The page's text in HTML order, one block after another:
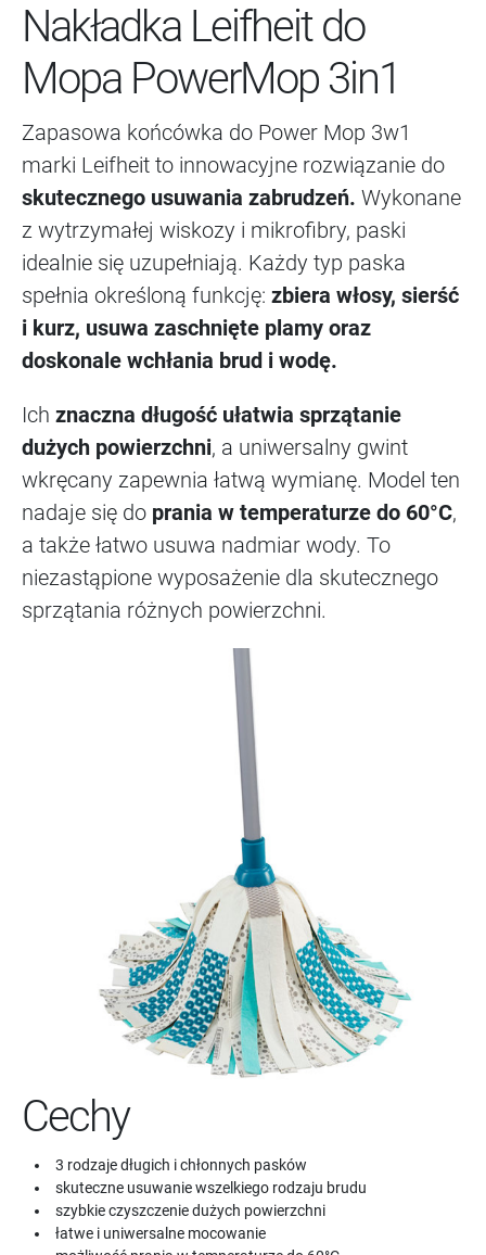
Nakładka Leifheit do
Mopa PowerMop 3in1
Zapasowa końcówka do Power Mop 3w1
marki Leifheit to innowacyjne rozwiązanie do
skutecznego usuwania zabrudzeń. Wykonane
z wytrzymałej wiskozy i mikrofibry, paski
idealnie się uzupełniają. Każdy typ paska
spełnia określoną funkcję: zbiera włosy, sierść
i kurz, usuwa zaschnięte plamy oraz
doskonale wchłania brud i wodę.
Ich znaczna długość ułatwia sprzątanie
dużych powierzchni, a uniwersalny gwint
wkręcany zapewnia łatwą wymianę. Model ten
nadaje się do prania w temperaturze do 60°C,
a także łatwo usuwa nadmiar wody. To
niezastąpione wyposażenie dla skutecznego
sprzątania różnych powierzchni.
Cechy
3 rodzaje długich i chłonnych pasków
skuteczne usuwanie wszelkiego rodzaju brudu
szybkie czyszczenie dużych powierzchni
łatwe i uniwersalne mocowanie